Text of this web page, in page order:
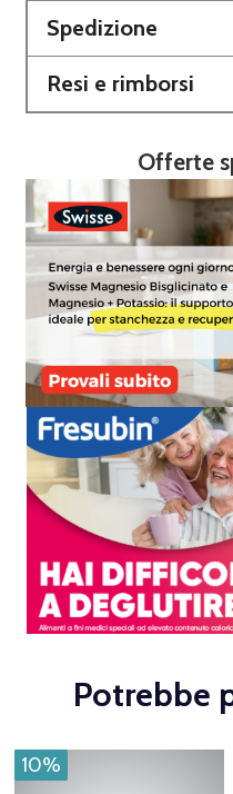
Spedizione
Resi e rimborsi
Offerte
Potrebbe
10%